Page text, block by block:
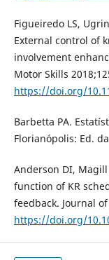
Figueiredo LS,
External control of
involvement
Motor Skills
https://doi.org/
Barbetta PA.
Florianópolis: Ed.
Anderson DI,
function of KR
feedback. Journal
https://doi.org/